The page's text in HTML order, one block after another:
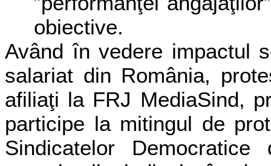
obiective.
Având în vedere impactul
salariat din România,
afiliaţi la FRJ MediaSind,
participe la mitingul de
Sindicatelor